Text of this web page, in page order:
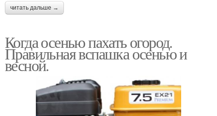
читать дальше →
Когда осенью пахать огород.
Правильная вспашка осенью и
весной.